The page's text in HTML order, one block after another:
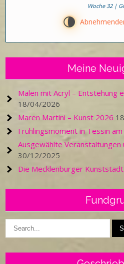
Woche 32 |
U
Meine
Malen mit Acryl – Entstehung
18/04/2026
Maren Martini – Kunst 2026
Frühlingsmoment in Tessin
Ausgewählte Veranstaltungen
30/12/2025
Die Mecklenburger Kunststadt